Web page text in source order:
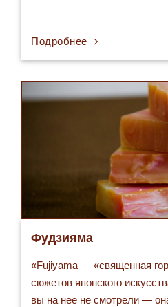
Подробнее
Фудзияма
«Fujiyama — «священная
сюжетов японского
вы на нее не смотрели —